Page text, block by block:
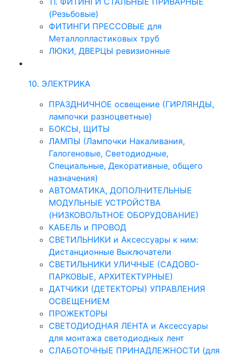
(Резьбовые)
ФИТИНГИ ПРЕССОВЫЕ для
Металлопластиковых труб
ЛЮКИ, ДВЕРЦЫ ревизионные
10. ЭЛЕКТРИКА
ПРАЗДНИЧНОЕ освещение (ГИРЛЯНДЫ,
лампочки разноцветные)
БОКСЫ, ЩИТЫ
ЛАМПЫ (Лампочки Накаливания,
Галогеновые, Светодиодные,
Специальные, Декоративные, общего
назначения)
АВТОМАТИКА, ДОПОЛНИТЕЛЬНЫЕ
МОДУЛЬНЫЕ УСТРОЙСТВА
(НИЗКОВОЛЬТНОЕ ОБОРУДОВАНИЕ)
КАБЕЛЬ и ПРОВОД
СВЕТИЛЬНИКИ и Аксессуары к ним:
Дистанционные Выключатели
СВЕТИЛЬНИКИ УЛИЧНЫЕ (САДОВО-
ПАРКОВЫЕ, АРХИТЕКТУРНЫЕ)
ДАТЧИКИ (ДЕТЕКТОРЫ) УПРАВЛЕНИЯ
ОСВЕЩЕНИЕМ
ПРОЖЕКТОРЫ
СВЕТОДИОДНАЯ ЛЕНТА и Аксессуары
для монтажа светодиодных лент
СЛАБОТОЧНЫЕ ПРИНАДЛЕЖНОСТИ (для